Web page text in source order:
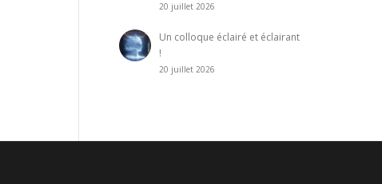
20 juillet 2026
Un colloque éclairé et éclairant
!
20 juillet 2026